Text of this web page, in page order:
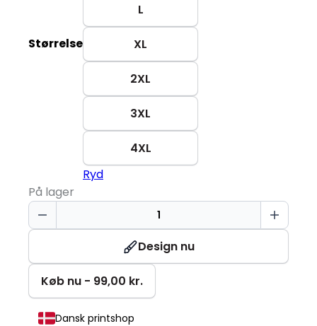
Størrelse
L
XL
2XL
3XL
4XL
Ryd
På lager
T-
shirt
Økologisk
antal
Design nu
Køb nu - 99,00 kr.
Dansk printshop